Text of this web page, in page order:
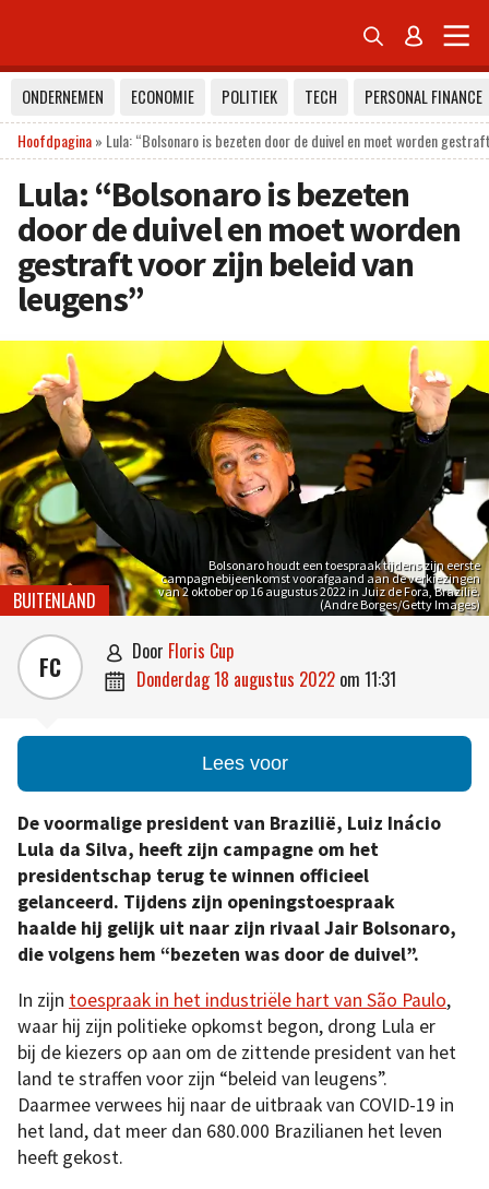
 
ONDERNEMEN ECONOMIE POLITIEK TECH
PERSONAL FINANCE
Hoofdpagina» Lula: “Bolsonaro is bezeten door de duivel en moet worden
Lula: “Bolsonaro is bezeten
door de duivel en moet worden
gestraft voor zijn beleid van
leugens”
Bolsonaro houdt een toespraak tijdens zijn eerste
campagnebijeenkomst voorafgaand aan de verkiezingen
van 2 oktober op 16 augustus 2022 in Juiz de Fora, Brazilië.
(Andre Borges/Getty Images)
BUITENLAND
FC  door Floris Cup
 donderdag 18 augustus 2022 om 11:31
Lees voor
De voormalige president van Brazilië, Luiz Inácio
Lula da Silva, heeft zijn campagne om het
presidentschap terug te winnen officieel
gelanceerd. Tijdens zijn openingstoespraak
haalde hij gelijk uit naar zijn rivaal Jair Bolsonaro,
die volgens hem “bezeten was door de duivel”.
In zijn toespraak in het industriële hart van São Paulo,
waar hij zijn politieke opkomst begon, drong Lula er
bij de kiezers op aan om de zittende president van het
land te straffen voor zijn “beleid van leugens”.
Daarmee verwees hij naar de uitbraak van COVID-19 in
het land, dat meer dan 680.000 Brazilianen het leven
heeft gekost.